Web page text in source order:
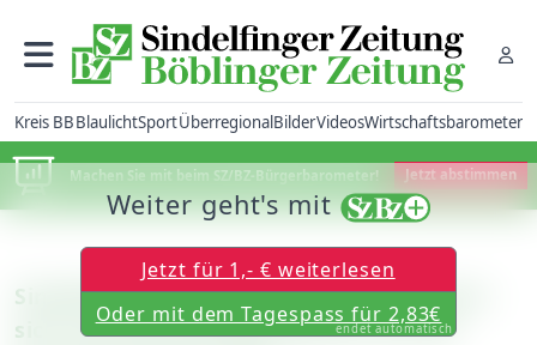
Kreis BBBlaulichtSportÜberregionalBilderVideosWirtschaftsbarometer
Machen Sie mit beim SZ/BZ-Bürgerbarometer! Jetzt abstimmen
Sindelfingen/Stuttgart: Stadt präsentiert
sich und sein Kulturprogramm auf der
Weiter geht's mit
Jetzt für 1,- € weiterlesen
Oder mit dem Tagespass für 2,83€
endet automatisch